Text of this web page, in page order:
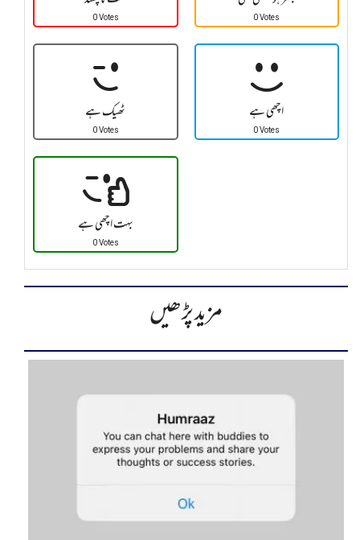
0 Votes 0 Votes
ٹھیک ہے
0 Votes
اچھی ہے
0 Votes
بہت اچھی ہے
0 Votes
مزید پڑھیں